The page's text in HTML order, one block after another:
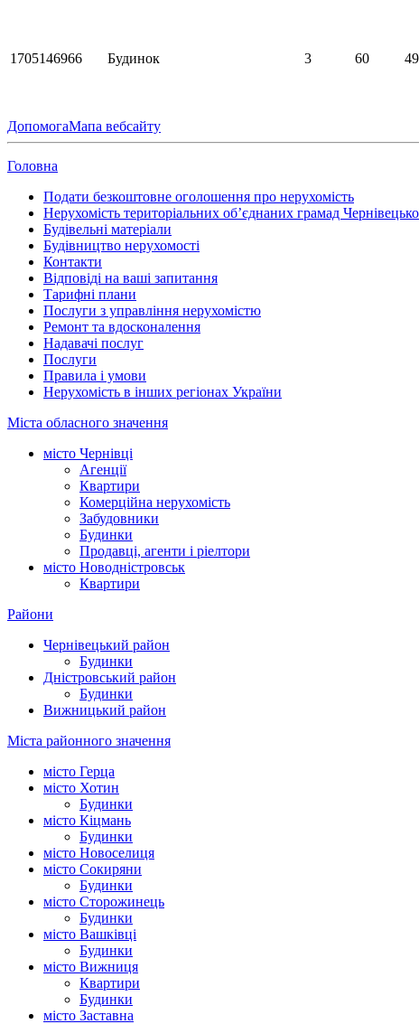
1705146966 Будинок 3 60
ДопомогаМапа вебсайту
Головна
Подати безкоштовне оголошення про нерухомість
Нерухомість територіальних об’єднаних грамад
Будівельні матеріали
Будівництво нерухомості
Контакти
Відповіді на ваші запитання
Тарифні плани
Послуги з управління нерухомістю
Ремонт та вдосконалення
Надавачі послуг
Послуги
Правила і умови
Нерухомість в інших регіонах України
Міста обласного значення
місто Чернівці
Агенції
Квартири
Комерційна нерухомість
Забудовники
Будинки
Продавці, агенти і ріелтори
місто Новодністровськ
Квартири
Райони
Чернівецький район
Будинки
Дністровський район
Будинки
Вижницький район
Міста районного значення
місто Герца
місто Хотин
Будинки
місто Кіцмань
Будинки
місто Новоселиця
місто Сокиряни
Будинки
місто Сторожинець
Будинки
місто Вашківці
Будинки
місто Вижниця
Квартири
Будинки
місто Заставна